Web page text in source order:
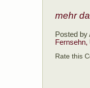
mehr
Posted by
Fernsehn,
Rate this